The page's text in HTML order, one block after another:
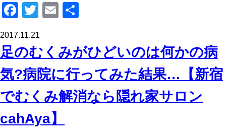
F
c
e
b
o
o
k
T
tt
er
E
ail
2017.11.21
足のむくみがひどいのは何かの病
気?病院に行ってみた結果…【新宿
でむくみ解消なら隠れ家サロン
cahAya】